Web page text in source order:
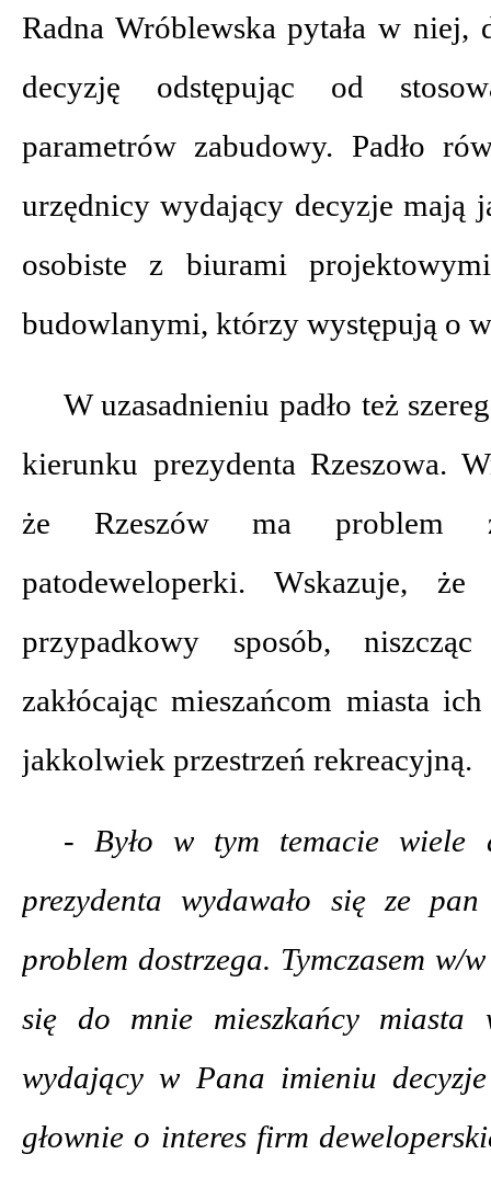
Radna Wróblewska pytała w niej,
decyzję odstępując od
parametrów zabudowy. Padło
urzędnicy wydający decyzje mają
osobiste z biurami
budowlanymi, którzy występują o
W uzasadnieniu padło też
kierunku prezydenta Rzeszowa.
że Rzeszów ma problem
patodeweloperki. Wskazuje,
przypadkowy sposób,
zakłócając mieszańcom miasta
jakkolwiek przestrzeń rekreacyjną.
- Było w tym temacie wiele
prezydenta wydawało się ze
problem dostrzega. Tymczasem w/
się do mnie mieszkańcy miasta
wydający w Pana imieniu
głownie o interes firm